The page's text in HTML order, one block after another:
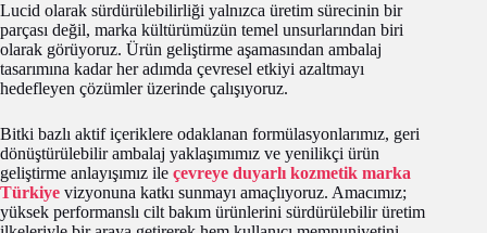
Lucid olarak sürdürülebilirliği yalnızca üretim sürecinin bir
parçası değil, marka kültürümüzün temel unsurlarından biri
olarak görüyoruz. Ürün geliştirme aşamasından ambalaj
tasarımına kadar her adımda çevresel etkiyi azaltmayı
hedefleyen çözümler üzerinde çalışıyoruz.
Bitki bazlı aktif içeriklere odaklanan formülasyonlarımız, geri
dönüştürülebilir ambalaj yaklaşımımız ve yenilikçi ürün
geliştirme anlayışımız ile çevreye duyarlı kozmetik marka
Türkiye vizyonuna katkı sunmayı amaçlıyoruz. Amacımız;
yüksek performanslı cilt bakım ürünlerini sürdürülebilir üretim